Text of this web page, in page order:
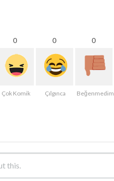
0
Çok Komik
0
Çılgınca
0
Beğenmedim